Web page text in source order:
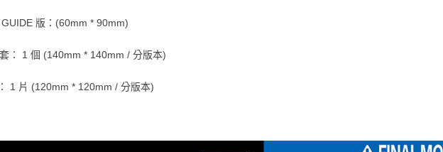
版：(60mm * 90mm)
： 1 個 (140mm * 140mm / 分版本)
1 片 (120mm * 120mm / 分版本)